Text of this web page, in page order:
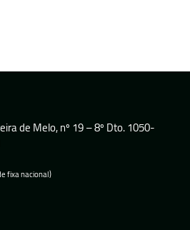
de Melo, nº 19 – 8º Dto. 1050-
fixa nacional)